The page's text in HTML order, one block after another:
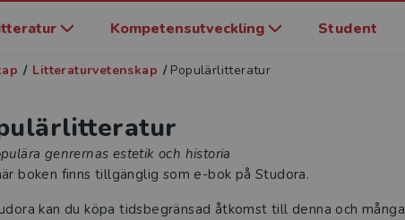
Kompetensutveckling Student
/ Litteraturvetenskap / Populärlitteratur
genrernas estetik och historia
boken finns tillgänglig som e-bok på Studora.
kan du köpa tidsbegränsad åtkomst till denna och många